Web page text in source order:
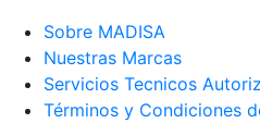
Sobre MADISA
Nuestras Marcas
Servicios Tecnicos
Términos y Condiciones